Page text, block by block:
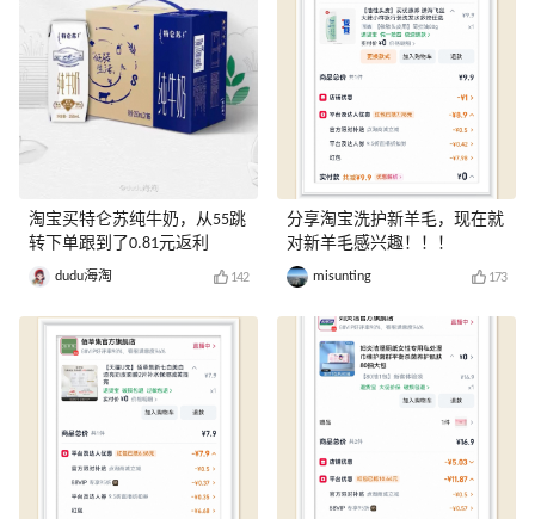
淘宝买特仑苏纯牛奶，从55跳
转下单跟到了0.81元返利
dudu海淘 142
分享淘宝洗护新羊毛，现在就
对新羊毛感兴趣！！！
misunting 173